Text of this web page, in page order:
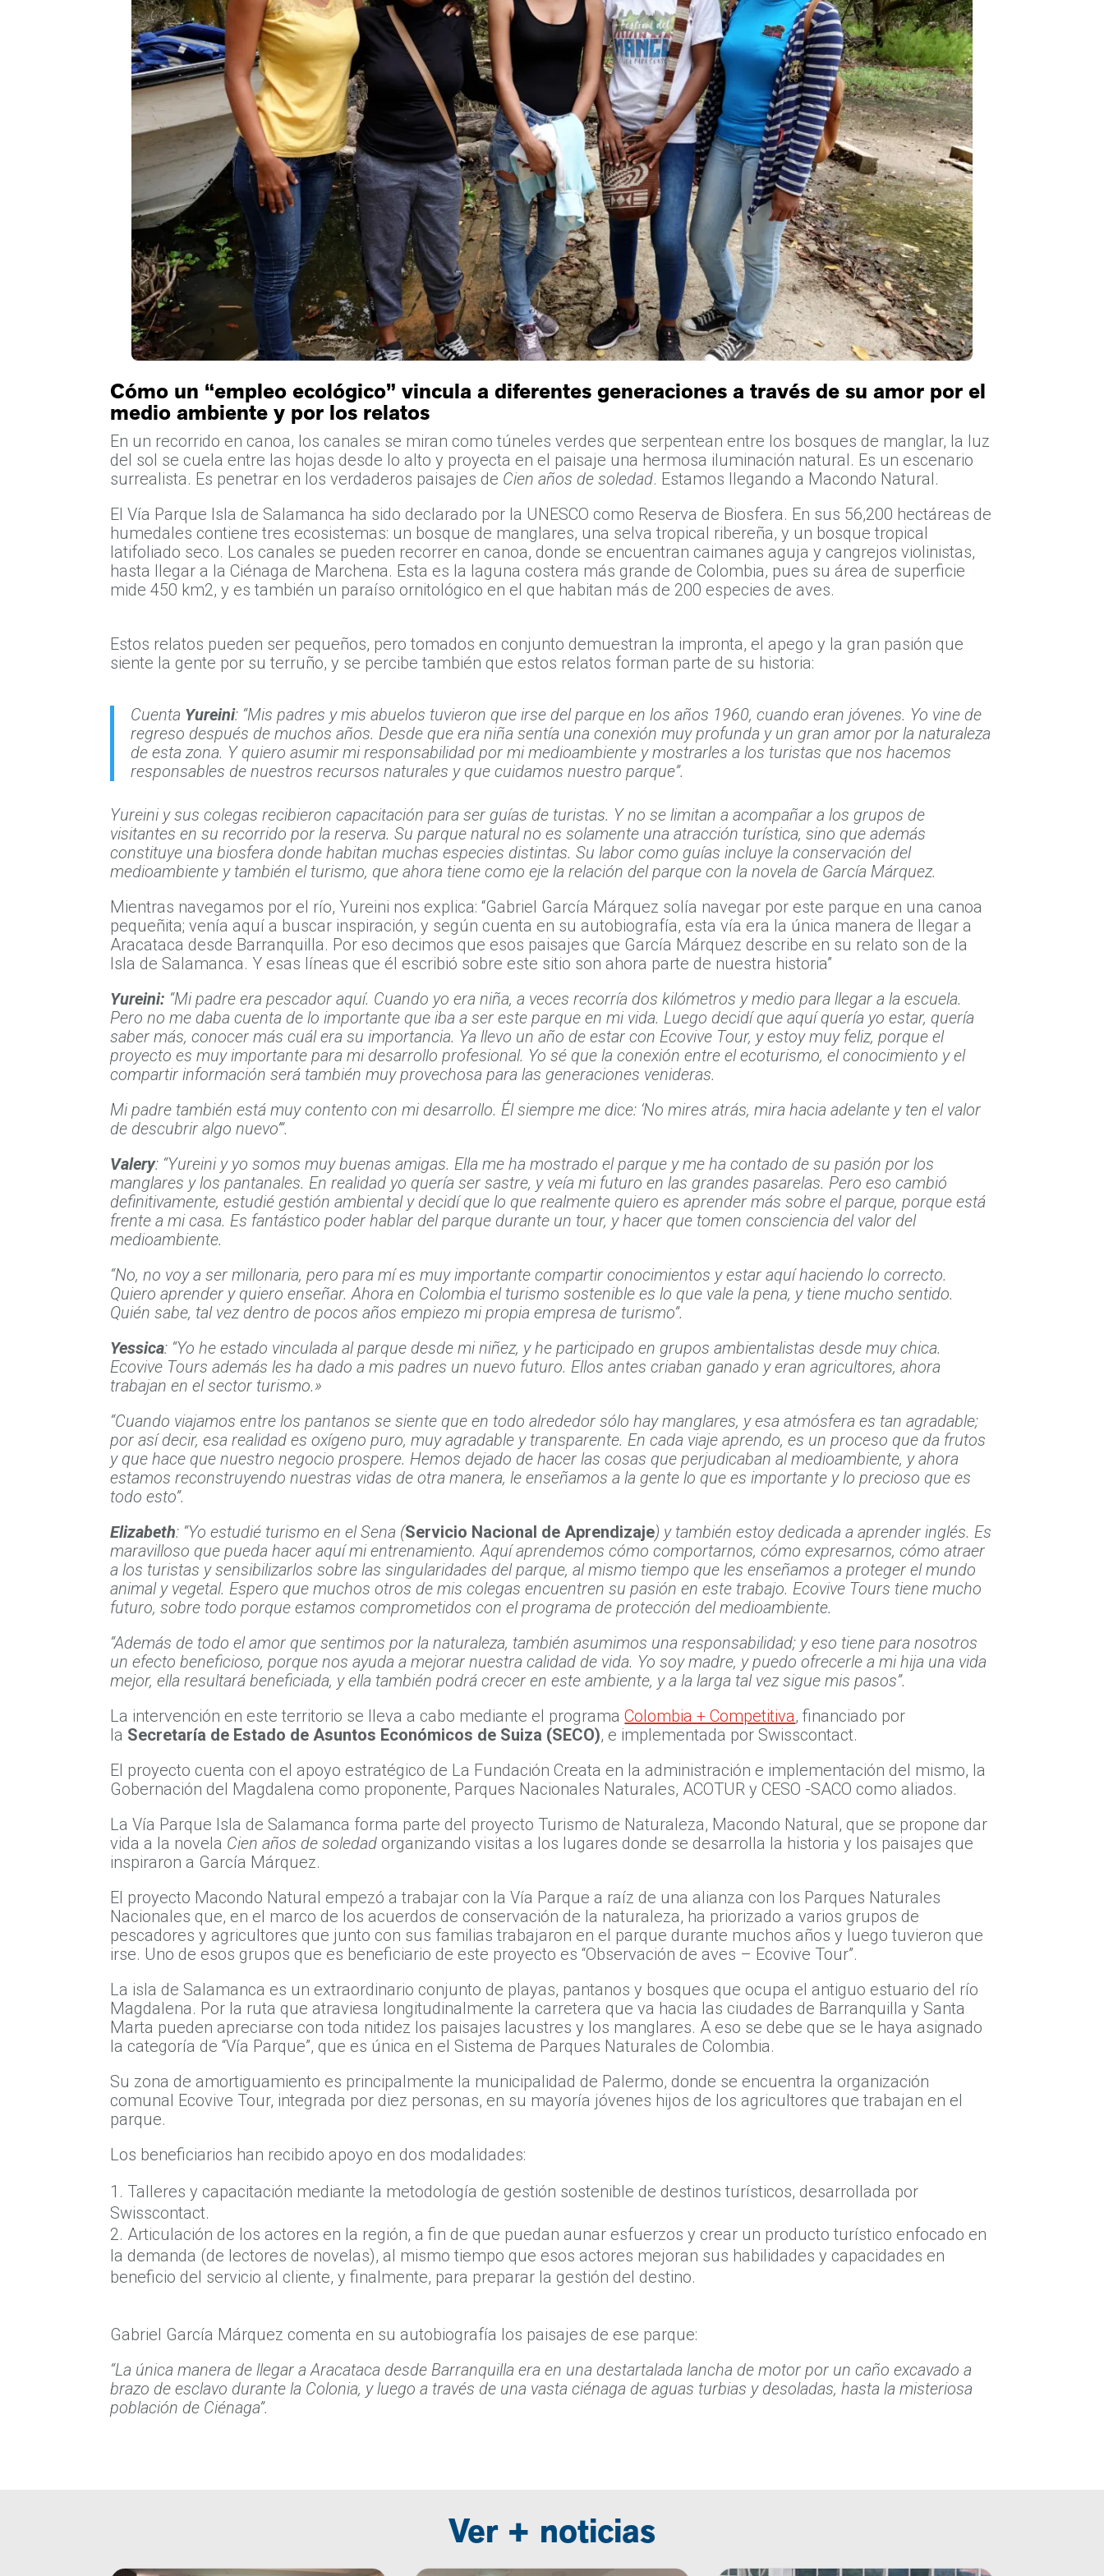
Cómo un “empleo ecológico” vincula a diferentes generaciones a través de su amor por el
medio ambiente y por los relatos
En un recorrido en canoa, los canales se miran como túneles verdes que serpentean entre los bosques de manglar, la luz
del sol se cuela entre las hojas desde lo alto y proyecta en el paisaje una hermosa iluminación natural. Es un escenario
surrealista. Es penetrar en los verdaderos paisajes de Cien años de soledad. Estamos llegando a Macondo Natural.
El Vía Parque Isla de Salamanca ha sido declarado por la UNESCO como Reserva de Biosfera. En sus 56,200 hectáreas de
humedales contiene tres ecosistemas: un bosque de manglares, una selva tropical ribereña, y un bosque tropical
latifoliado seco. Los canales se pueden recorrer en canoa, donde se encuentran caimanes aguja y cangrejos violinistas,
hasta llegar a la Ciénaga de Marchena. Esta es la laguna costera más grande de Colombia, pues su área de superficie
mide 450 km2, y es también un paraíso ornitológico en el que habitan más de 200 especies de aves.
Estos relatos pueden ser pequeños, pero tomados en conjunto demuestran la impronta, el apego y la gran pasión que
siente la gente por su terruño, y se percibe también que estos relatos forman parte de su historia:
Cuenta Yureini: “Mis padres y mis abuelos tuvieron que irse del parque en los años 1960, cuando eran jóvenes. Yo vine de
regreso después de muchos años. Desde que era niña sentía una conexión muy profunda y un gran amor por la naturaleza
de esta zona. Y quiero asumir mi responsabilidad por mi medioambiente y mostrarles a los turistas que nos hacemos
responsables de nuestros recursos naturales y que cuidamos nuestro parque”.
Yureini y sus colegas recibieron capacitación para ser guías de turistas. Y no se limitan a acompañar a los grupos de
visitantes en su recorrido por la reserva. Su parque natural no es solamente una atracción turística, sino que además
constituye una biosfera donde habitan muchas especies distintas. Su labor como guías incluye la conservación del
medioambiente y también el turismo, que ahora tiene como eje la relación del parque con la novela de García Márquez.
Mientras navegamos por el río, Yureini nos explica: “Gabriel García Márquez solía navegar por este parque en una canoa
pequeñita; venía aquí a buscar inspiración, y según cuenta en su autobiografía, esta vía era la única manera de llegar a
Aracataca desde Barranquilla. Por eso decimos que esos paisajes que García Márquez describe en su relato son de la
Isla de Salamanca. Y esas líneas que él escribió sobre este sitio son ahora parte de nuestra historia”
Yureini: “Mi padre era pescador aquí. Cuando yo era niña, a veces recorría dos kilómetros y medio para llegar a la escuela.
Pero no me daba cuenta de lo importante que iba a ser este parque en mi vida. Luego decidí que aquí quería yo estar, quería
saber más, conocer más cuál era su importancia. Ya llevo un año de estar con Ecovive Tour, y estoy muy feliz, porque el
proyecto es muy importante para mi desarrollo profesional. Yo sé que la conexión entre el ecoturismo, el conocimiento y el
compartir información será también muy provechosa para las generaciones venideras.
Mi padre también está muy contento con mi desarrollo. Él siempre me dice: ‘No mires atrás, mira hacia adelante y ten el valor
de descubrir algo nuevo’”.
Valery: “Yureini y yo somos muy buenas amigas. Ella me ha mostrado el parque y me ha contado de su pasión por los
manglares y los pantanales. En realidad yo quería ser sastre, y veía mi futuro en las grandes pasarelas. Pero eso cambió
definitivamente, estudié gestión ambiental y decidí que lo que realmente quiero es aprender más sobre el parque, porque está
frente a mi casa. Es fantástico poder hablar del parque durante un tour, y hacer que tomen consciencia del valor del
medioambiente.
“No, no voy a ser millonaria, pero para mí es muy importante compartir conocimientos y estar aquí haciendo lo correcto.
Quiero aprender y quiero enseñar. Ahora en Colombia el turismo sostenible es lo que vale la pena, y tiene mucho sentido.
Quién sabe, tal vez dentro de pocos años empiezo mi propia empresa de turismo”.
Yessica: “Yo he estado vinculada al parque desde mi niñez, y he participado en grupos ambientalistas desde muy chica.
Ecovive Tours además les ha dado a mis padres un nuevo futuro. Ellos antes criaban ganado y eran agricultores, ahora
trabajan en el sector turismo.»
“Cuando viajamos entre los pantanos se siente que en todo alrededor sólo hay manglares, y esa atmósfera es tan agradable;
por así decir, esa realidad es oxígeno puro, muy agradable y transparente. En cada viaje aprendo, es un proceso que da frutos
y que hace que nuestro negocio prospere. Hemos dejado de hacer las cosas que perjudicaban al medioambiente, y ahora
estamos reconstruyendo nuestras vidas de otra manera, le enseñamos a la gente lo que es importante y lo precioso que es
todo esto”.
Elizabeth: “Yo estudié turismo en el Sena (Servicio Nacional de Aprendizaje) y también estoy dedicada a aprender inglés. Es
maravilloso que pueda hacer aquí mi entrenamiento. Aquí aprendemos cómo comportarnos, cómo expresarnos, cómo atraer
a los turistas y sensibilizarlos sobre las singularidades del parque, al mismo tiempo que les enseñamos a proteger el mundo
animal y vegetal. Espero que muchos otros de mis colegas encuentren su pasión en este trabajo. Ecovive Tours tiene mucho
futuro, sobre todo porque estamos comprometidos con el programa de protección del medioambiente.
“Además de todo el amor que sentimos por la naturaleza, también asumimos una responsabilidad; y eso tiene para nosotros
un efecto beneficioso, porque nos ayuda a mejorar nuestra calidad de vida. Yo soy madre, y puedo ofrecerle a mi hija una vida
mejor, ella resultará beneficiada, y ella también podrá crecer en este ambiente, y a la larga tal vez sigue mis pasos”.
La intervención en este territorio se lleva a cabo mediante el programaColombia + Competitiva, financiado por
la Secretaría de Estado de Asuntos Económicos de Suiza (SECO), e implementada por Swisscontact.
El proyecto cuenta con el apoyo estratégico de La Fundación Creata en la administración e implementación del mismo, la
Gobernación del Magdalena como proponente, Parques Nacionales Naturales, ACOTUR y CESO -SACO como aliados.
La Vía Parque Isla de Salamanca forma parte del proyecto Turismo de Naturaleza, Macondo Natural, que se propone dar
vida a la novela Cien años de soledad organizando visitas a los lugares donde se desarrolla la historia y los paisajes que
inspiraron a García Márquez.
El proyecto Macondo Natural empezó a trabajar con la Vía Parque a raíz de una alianza con los Parques Naturales
Nacionales que, en el marco de los acuerdos de conservación de la naturaleza, ha priorizado a varios grupos de
pescadores y agricultores que junto con sus familias trabajaron en el parque durante muchos años y luego tuvieron que
irse. Uno de esos grupos que es beneficiario de este proyecto es “Observación de aves – Ecovive Tour”.
La isla de Salamanca es un extraordinario conjunto de playas, pantanos y bosques que ocupa el antiguo estuario del río
Magdalena. Por la ruta que atraviesa longitudinalmente la carretera que va hacia las ciudades de Barranquilla y Santa
Marta pueden apreciarse con toda nitidez los paisajes lacustres y los manglares. A eso se debe que se le haya asignado
la categoría de “Vía Parque”, que es única en el Sistema de Parques Naturales de Colombia.
Su zona de amortiguamiento es principalmente la municipalidad de Palermo, donde se encuentra la organización
comunal Ecovive Tour, integrada por diez personas, en su mayoría jóvenes hijos de los agricultores que trabajan en el
parque.
Los beneficiarios han recibido apoyo en dos modalidades:
Talleres y capacitación mediante la metodología de gestión sostenible de destinos turísticos, desarrollada por
Swisscontact.
Articulación de los actores en la región, a fin de que puedan aunar esfuerzos y crear un producto turístico enfocado en
la demanda (de lectores de novelas), al mismo tiempo que esos actores mejoran sus habilidades y capacidades en
beneficio del servicio al cliente, y finalmente, para preparar la gestión del destino.
Gabriel García Márquez comenta en su autobiografía los paisajes de ese parque:
“La única manera de llegar a Aracataca desde Barranquilla era en una destartalada lancha de motor por un caño excavado a
brazo de esclavo durante la Colonia, y luego a través de una vasta ciénaga de aguas turbias y desoladas, hasta la misteriosa
población de Ciénaga”.
Ver + noticias